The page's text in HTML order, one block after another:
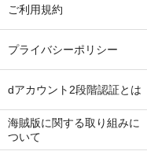
ご利用規約
プライバシーポリシー
dアカウント2段階認証とは
海賊版に関する取り組みに
ついて